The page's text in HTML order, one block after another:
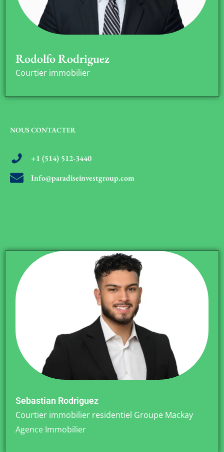
Rodolfo Rodriguez
Courtier immobilier
NOUS CONTACTER
+1 (514) 512-3440
Info@paradiseinvestgroup.com
Sebastian Rodriguez
Courtier immobilier residentiel Groupe Mackay
Agence Immobilier